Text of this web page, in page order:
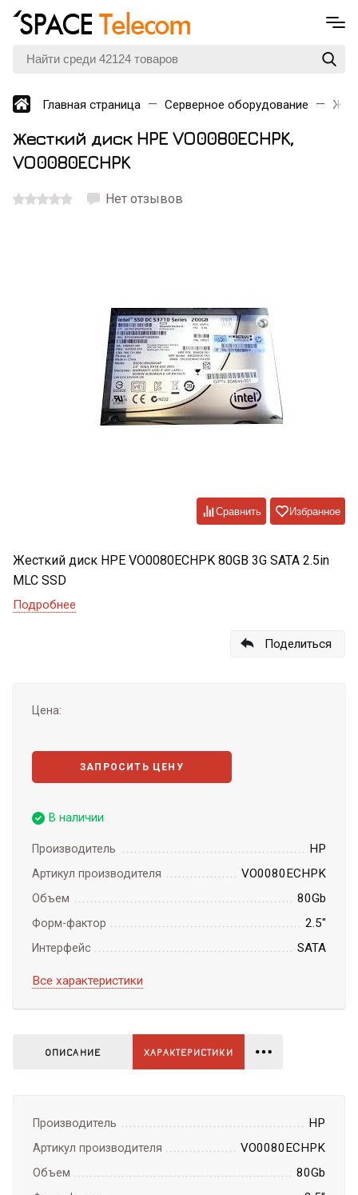
Главная страница Серверное оборудование
Жесткий диск HPE VO0080ECHPK,
VO0080ECHPK
Нет отзывов
Сравнить Избранное
Жесткий диск HPE VO0080ECHPK 80GB 3G SATA 2.5in
MLC SSD
Подробнее
Поделиться
Цена:
ЗАПРОСИТЬ ЦЕНУ
В наличии
Производитель HP
Артикул производителя VO0080ECHPK
Объем 80Gb
Форм-фактор 2.5"
Интерфейс SATA
Все характеристики
ОПИСАНИЕ ХАРАКТЕРИСТИКИ
Производитель HP
Артикул производителя VO0080ECHPK
Объем 80Gb